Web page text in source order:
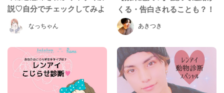
なっちゃん
説♡自分でチェックしてみよ
う！
あきつき
くる・告白されることも？！